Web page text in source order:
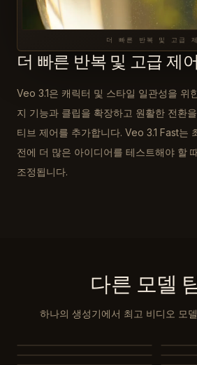
더 빠른 반복 및 고급
더 빠른 반복 및 고급 제어
Veo 3.1은 캐릭터 및 스타일 일관성을 위
지 기능과 클립을 확장하고 원활한 전환
티브 제어를 추가합니다. Veo 3.1 Fast는
전에 더 많은 아이디어를 테스트해야 할
조정됩니다.
다른 모델
하나의 생성기에서 최고 비디오 모